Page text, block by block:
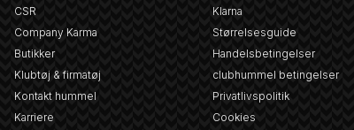
CSR
Company Karma
Butikker
Klubtøj & firmatøj
Kontakt hummel
Karriere
Klarna
Størrelsesguide
Handelsbetingelser
clubhummel betingelser
Privatlivspolitik
Cookies